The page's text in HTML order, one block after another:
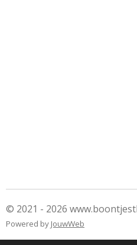
© 2021 - 2026
Powered by JouwWeb